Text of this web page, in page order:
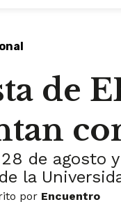
de
de agosto
la
por Encuentro